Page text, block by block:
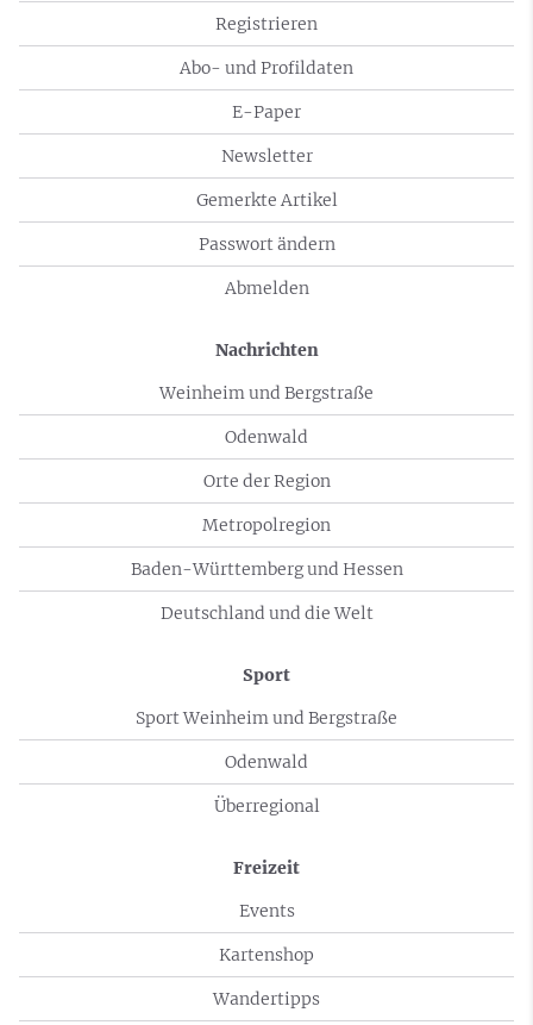
Registrieren
Abo- und Profildaten
E-Paper
Newsletter
Gemerkte Artikel
Passwort ändern
Abmelden
Nachrichten
Weinheim und Bergstraße
Odenwald
Orte der Region
Metropolregion
Baden-Württemberg und Hessen
Deutschland und die Welt
Sport
Sport Weinheim und Bergstraße
Odenwald
Überregional
Freizeit
Events
Kartenshop
Wandertipps